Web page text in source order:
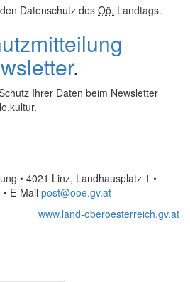
Datenschutz des Oö. Landtags.
.
Ihrer Daten beim Newsletter
• 4021 Linz, Landhausplatz 1 •
• E-Mail post@ooe.gv.at
www.land-oberoesterreich.gv.at